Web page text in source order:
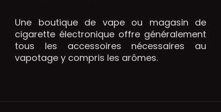
Une boutique de vape ou magasin de
cigarette électronique offre généralement
tous les accessoires nécessaires au
vapotage y compris les arômes.